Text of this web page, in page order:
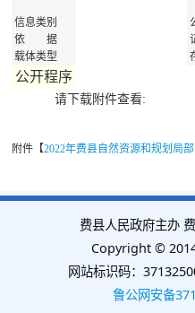
信息类别
依 据
载体类型
公开程序
请下载附件查看:
附件【2022年费县自然资源和规划局
费县人民政府主办
Copyright ©
网站标识码：
鲁公网安备